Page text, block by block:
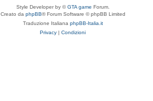
Style Developer by ©GTA game Forum.
Creato da phpBB® Forum Software © phpBB Limited
Traduzione Italiana phpBB-Italia.it
Privacy | Condizioni